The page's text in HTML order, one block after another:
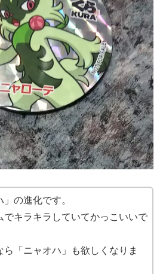
」の進化です。
でキラキラしていてかっこいいで
ら「ニャオハ」も欲しくなりま